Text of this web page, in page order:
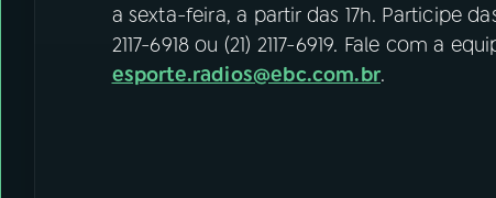
a sexta-feira, a partir das 17h. Participe
2117-6918 ou (21) 2117-6919. Fale com a
esporte.radios@ebc.com.br.